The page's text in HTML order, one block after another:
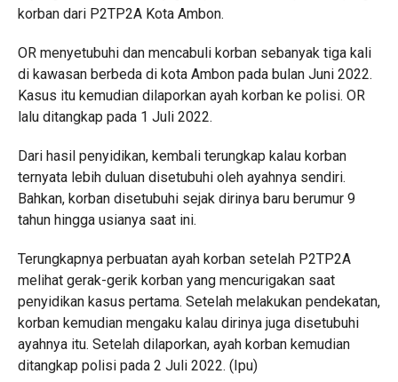
korban dari P2TP2A Kota Ambon.
OR menyetubuhi dan mencabuli korban sebanyak tiga kali
di kawasan berbeda di kota Ambon pada bulan Juni 2022.
Kasus itu kemudian dilaporkan ayah korban ke polisi. OR
lalu ditangkap pada 1 Juli 2022.
Dari hasil penyidikan, kembali terungkap kalau korban
ternyata lebih duluan disetubuhi oleh ayahnya sendiri.
Bahkan, korban disetubuhi sejak dirinya baru berumur 9
tahun hingga usianya saat ini.
Terungkapnya perbuatan ayah korban setelah P2TP2A
melihat gerak-gerik korban yang mencurigakan saat
penyidikan kasus pertama. Setelah melakukan pendekatan,
korban kemudian mengaku kalau dirinya juga disetubuhi
ayahnya itu. Setelah dilaporkan, ayah korban kemudian
ditangkap polisi pada 2 Juli 2022. (Ipu)